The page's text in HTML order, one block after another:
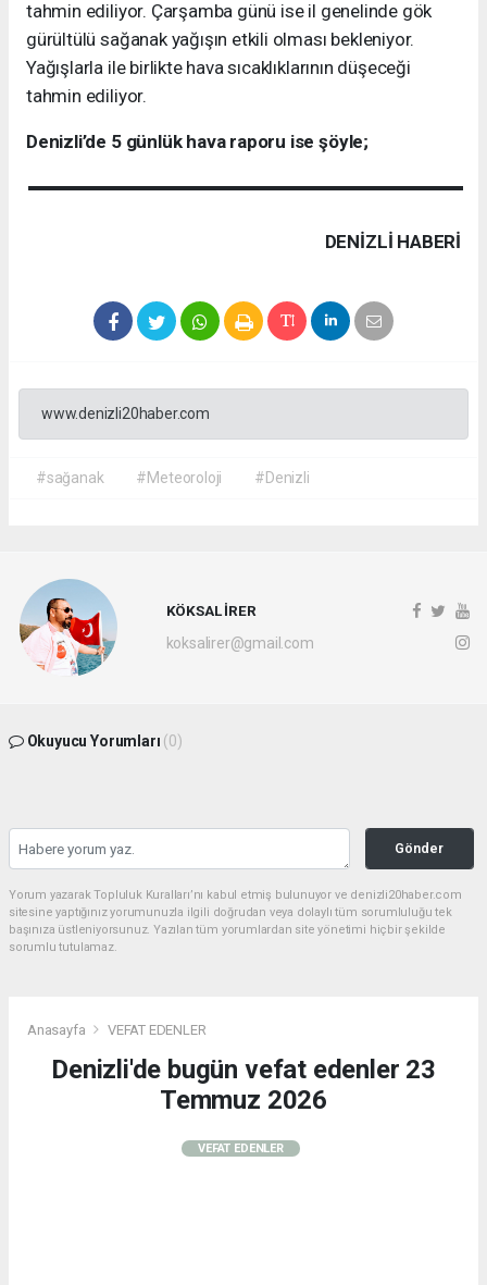
tahmin ediliyor. Çarşamba günü ise il genelinde gök
gürültülü sağanak yağışın etkili olması bekleniyor.
Yağışlarla ile birlikte hava sıcaklıklarının düşeceği
tahmin ediliyor.
Denizli’de 5 günlük hava raporu ise şöyle;
DENIZLI HABERİ
www.denizli20haber.com
#sağanak #Meteoroloji #Denizli
KÖKSAL İRER
koksalirer@gmail.com
Okuyucu Yorumları (0)
Gönder
Yorum yazarak Topluluk Kuralları’nı kabul etmiş bulunuyor ve denizli20haber.com
sitesine yaptığınız yorumunuzla ilgili doğrudan veya dolaylı tüm sorumluluğu tek
başınıza üstleniyorsunuz. Yazılan tüm yorumlardan site yönetimi hiçbir şekilde
sorumlu tutulamaz.
Anasayfa VEFAT EDENLER
Denizli'de bugün vefat edenler 23
Temmuz 2026
VEFAT EDENLER